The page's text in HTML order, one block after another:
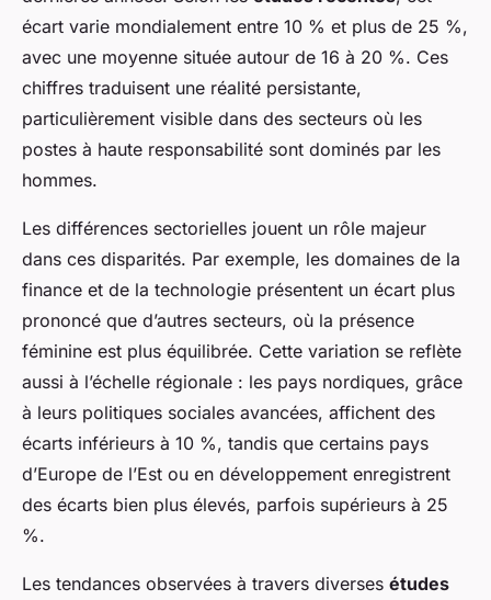
écart varie mondialement entre 10 % et plus de 25 %,
avec une moyenne située autour de 16 à 20 %. Ces
chiffres traduisent une réalité persistante,
particulièrement visible dans des secteurs où les
postes à haute responsabilité sont dominés par les
hommes.
Les différences sectorielles jouent un rôle majeur
dans ces disparités. Par exemple, les domaines de la
finance et de la technologie présentent un écart plus
prononcé que d’autres secteurs, où la présence
féminine est plus équilibrée. Cette variation se reflète
aussi à l’échelle régionale : les pays nordiques, grâce
à leurs politiques sociales avancées, affichent des
écarts inférieurs à 10 %, tandis que certains pays
d’Europe de l’Est ou en développement enregistrent
des écarts bien plus élevés, parfois supérieurs à 25
%.
Les tendances observées à travers diverses études